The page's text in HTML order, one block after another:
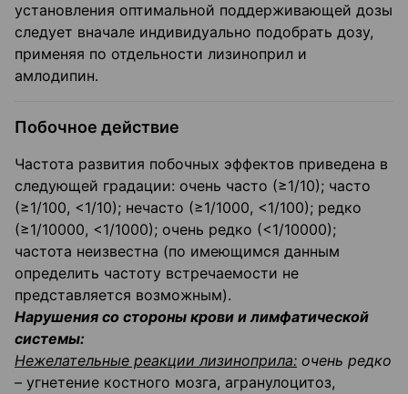
установления оптимальной поддерживающей дозы
следует вначале индивидуально подобрать дозу,
применяя по отдельности лизиноприл и
амлодипин.
Побочное действие
Частота развития побочных эффектов приведена в
следующей градации: очень часто (≥1/10); часто
(≥1/100, <1/10); нечасто (≥1/1000, <1/100); редко
(≥1/10000, <1/1000); очень редко (<1/10000);
частота неизвестна (по имеющимся данным
определить частоту встречаемости не
представляется возможным).
Нарушения со стороны крови и лимфатической
системы:
Нежелательные реакции лизиноприла: очень редко
– угнетение костного мозга, агранулоцитоз,